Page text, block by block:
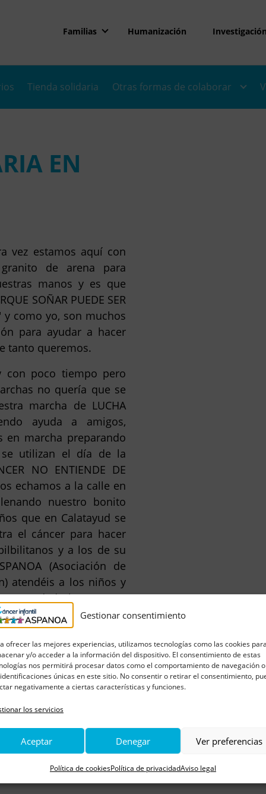
Gestionar consentimiento
ofrecer las mejores experiencias, utilizamos tecnologías como las cookies
y/o acceder a la información del dispositivo. El consentimiento de estas
nos permitirá procesar datos como el comportamiento de navegación o
únicas en este sitio. No consentir o retirar el consentimiento,
negativamente a ciertas características y funciones.
los servicios
Aceptar Denegar Ver preferencias
Política de cookiesPolítica de privacidadAviso legal
Familias Humanización
Tienda solidaria Otras formas de colaborar
EN
vez estamos aquí con
de arena para
manos y es que
SOÑAR PUEDE SER
y como yo, son muchos
para ayudar a hacer
tanto queremos.
con poco tiempo pero
no quería que se
marcha de LUCHA
ayuda a amigos,
en marcha preparando
utilizan el día de la
NO ENTIENDE DE
echamos a la calle en
nuestro bonito
que en Calatayud se
el cáncer para hacer
y a los de su
(Asociación de
atendéis a los niños y
recaudado lo vamos a
YO, como mi marido
además ahora sí que
ojos de padres pues
vez, así que mirando a
ver sonreír a mi hija?"
a seguir trabajando de
haciendo y sabiendo
vez más sonriendo y
trabajando.